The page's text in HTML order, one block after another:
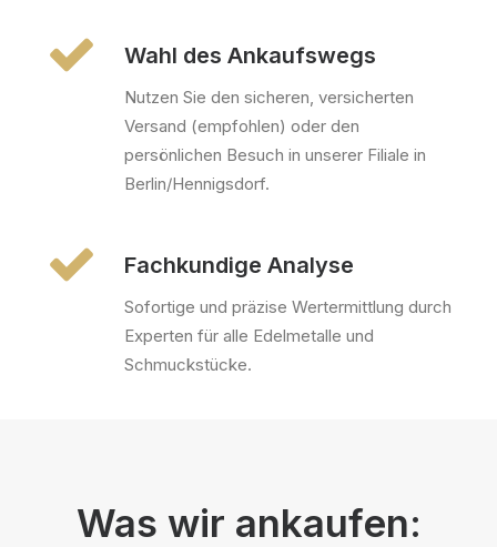
Wahl des Ankaufswegs
Nutzen Sie den sicheren, versicherten
Versand (empfohlen) oder den
persönlichen Besuch in unserer Filiale in
Berlin/Hennigsdorf.
Fachkundige Analyse
Sofortige und präzise Wertermittlung durch
Experten für alle Edelmetalle und
Schmuckstücke.
Was wir ankaufen: